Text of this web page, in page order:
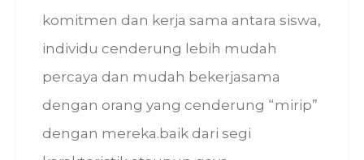
komitmen dan kerja sama antara siswa,
individu cenderung lebih mudah
percaya dan mudah bekerjasama
dengan orang yang cenderung “mirip”
dengan mereka.baik dari segi